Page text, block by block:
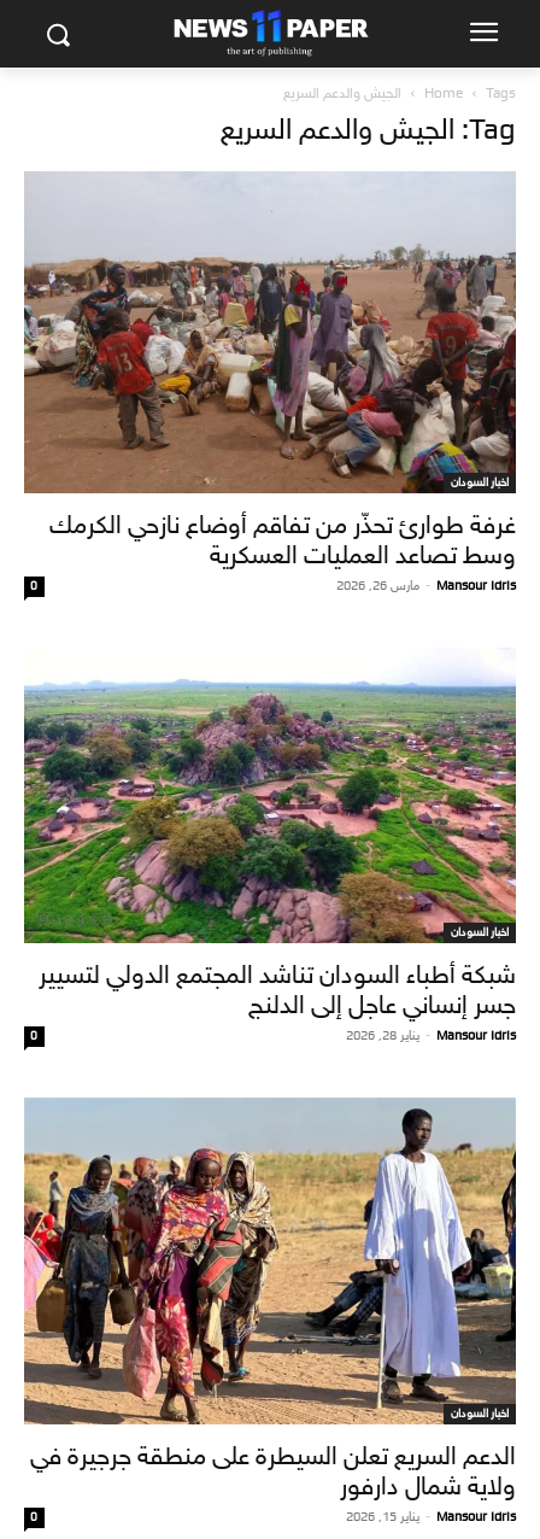
Home Tags الجيش والدعم السريع
Tag: الجيش والدعم السريع
اخبار السودان
غرفة طوارئ تحذّر من تفاقم أوضاع نازحي الكرمك
وسط تصاعد العمليات العسكرية
Mansour Idris
- مارس 26, 2026 0
اخبار السودان
شبكة أطباء السودان تناشد المجتمع الدولي لتسيير
جسر إنساني عاجل إلى الدلنج
Mansour Idris
- يناير 28, 2026 0
اخبار السودان
الدعم السريع تعلن السيطرة على منطقة جرجيرة في
ولاية شمال دارفور
Mansour Idris
- يناير 15, 2026 0